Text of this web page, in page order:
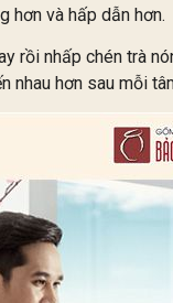
hơn và hấp dẫn hơn.
rồi nhấp chén trà
nhau hơn sau mỗi